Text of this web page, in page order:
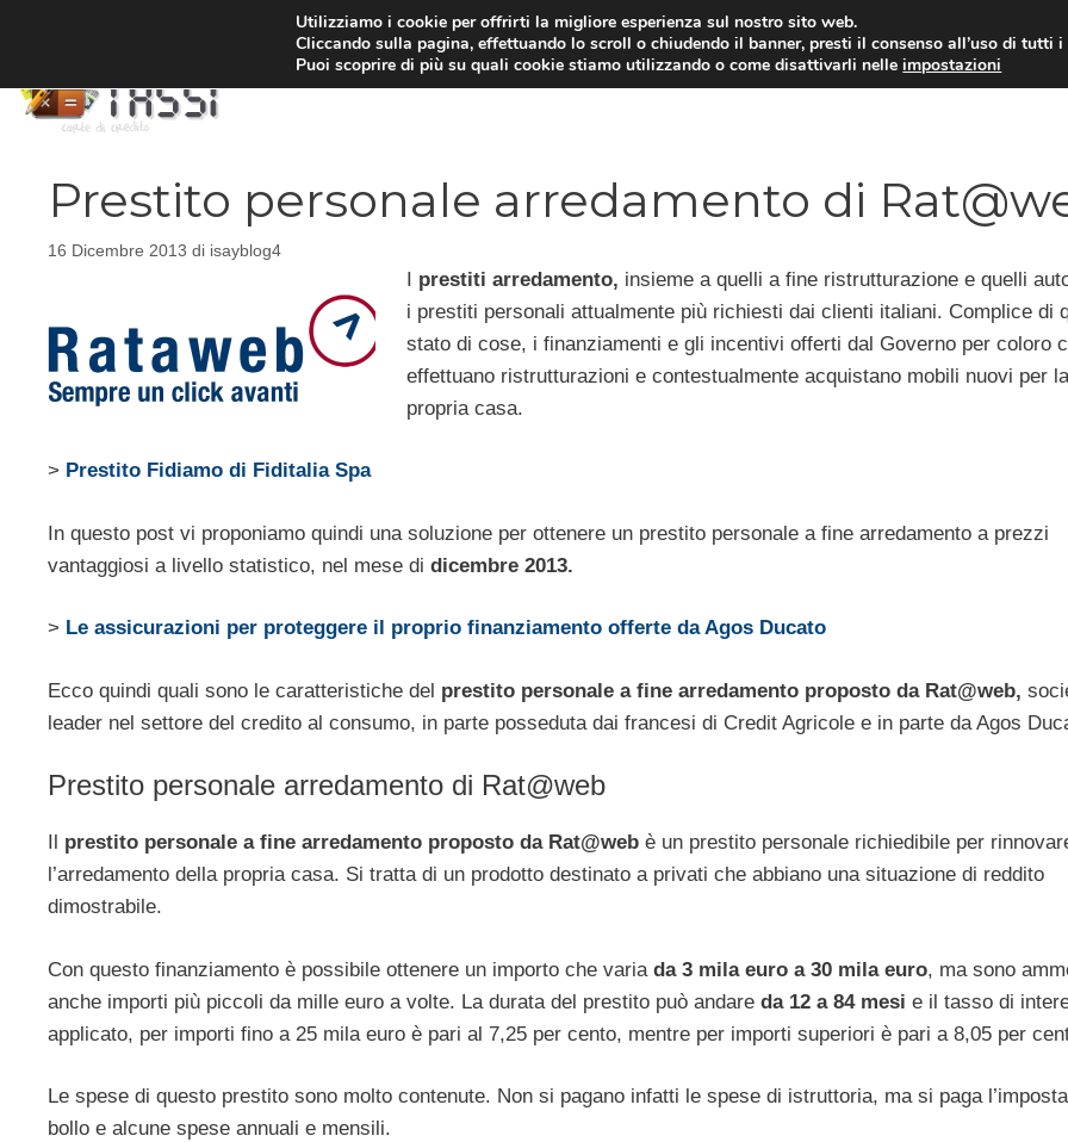
MUTUI PRIMA CASA
Prestito personale arredamento di
16 Dicembre 2013 di isayblog4
I prestiti arredamento, insieme a quelli a fine ristrutturazione e quelli
i prestiti personali attualmente più richiesti dai clienti italiani. Complice di
stato di cose, i finanziamenti e gli incentivi offerti dal Governo per coloro
effettuano ristrutturazioni e contestualmente acquistano mobili nuovi per la
propria casa.
> Prestito Fidiamo di Fiditalia Spa
In questo post vi proponiamo quindi una soluzione per ottenere un prestito personale a fine arredamento a prezzi
vantaggiosi a livello statistico, nel mese di dicembre 2013.
> Le assicurazioni per proteggere il proprio finanziamento offerte da Agos Ducato
Ecco quindi quali sono le caratteristiche del prestito personale a fine arredamento proposto da Rat@web,
leader nel settore del credito al consumo, in parte posseduta dai francesi di Credit Agricole e in parte da Agos
Prestito personale arredamento di Rat@web
Il prestito personale a fine arredamento proposto da Rat@web è un prestito personale richiedibile per
l’arredamento della propria casa. Si tratta di un prodotto destinato a privati che abbiano una situazione di reddito
dimostrabile.
Con questo finanziamento è possibile ottenere un importo che varia da 3 mila euro a 30 mila euro, ma sono
anche importi più piccoli da mille euro a volte. La durata del prestito può andare da 12 a 84 mesi e il tasso di
applicato, per importi fino a 25 mila euro è pari al 7,25 per cento, mentre per importi superiori è pari a 8,05 per
Le spese di questo prestito sono molto contenute. Non si pagano infatti le spese di istruttoria, ma si paga
bollo e alcune spese annuali e mensili.
Utilizziamo i cookie per offrirti la migliore esperienza sul nostro sito web.
Cliccando sulla pagina, effettuando lo scroll o chiudendo il banner, presti il consenso all’uso di tutti
Puoi scoprire di più su quali cookie stiamo utilizzando o come disattivarli nelleimpostazioni